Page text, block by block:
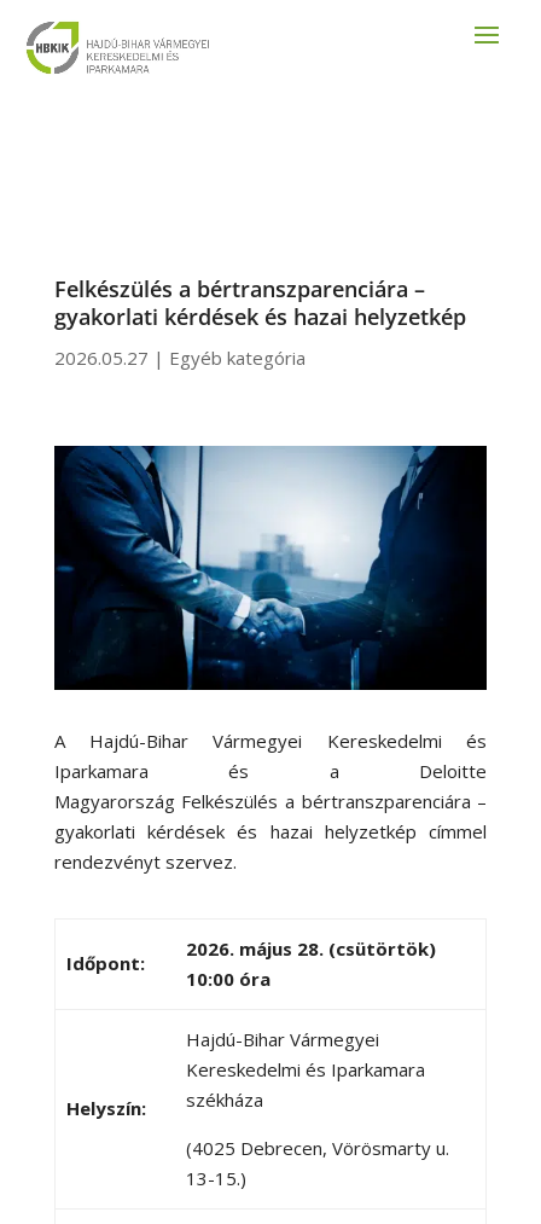
Felkészülés a bértranszparenciára –
gyakorlati kérdések és hazai helyzetkép
2026.05.27 | Egyéb kategória
A Hajdú-Bihar Vármegyei Kereskedelmi és
Iparkamara és a Deloitte
Magyarország Felkészülés a bértranszparenciára –
gyakorlati kérdések és hazai helyzetkép címmel
rendezvényt szervez.
Időpont:
2026. május 28. (csütörtök)
10:00 óra
Helyszín:
Hajdú-Bihar Vármegyei
Kereskedelmi és Iparkamara
székháza
(4025 Debrecen, Vörösmarty u.
13-15.)